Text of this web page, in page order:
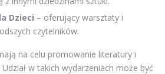
Dzieci – oferujący warsztaty i
czytelników.
na celu promowanie literatury i
w takich wydarzeniach może być